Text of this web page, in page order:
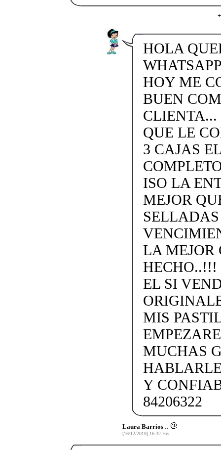
HOLA
HOY ME
BUEN
CLIENTA...
QUE LE
3 CAJAS
ISO LA
MEJOR
LA MEJOR
HECHO..!!!
EL SI
MIS
MUCHAS
Y
84206322
Laura Barrios::
[16/12/2019] 16:32 Hrs.